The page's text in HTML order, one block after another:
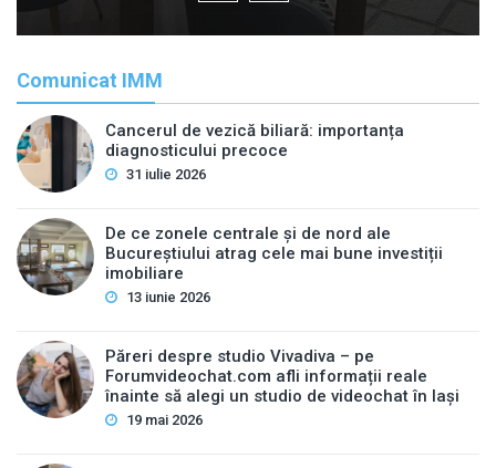
Comunicat IMM
Cancerul de vezică biliară: importanța
diagnosticului precoce
31 iulie 2026
De ce zonele centrale și de nord ale
Bucureștiului atrag cele mai bune investiții
imobiliare
13 iunie 2026
Păreri despre studio Vivadiva – pe
Forumvideochat.com afli informații reale
înainte să alegi un studio de videochat în Iași
19 mai 2026